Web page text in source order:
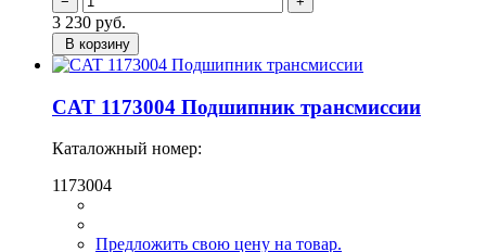
3 230 руб.
В корзину
CAT 1173004 Подшипник трансмиссии
Каталожный номер:
1173004
Предложить свою цену на товар.